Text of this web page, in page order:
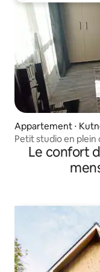
Appartement ⋅
Petit studio en
Le confort